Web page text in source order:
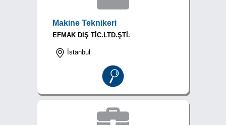
Makine Teknikeri
EFMAK DIŞ TİC.LTD.ŞTİ.
İstanbul